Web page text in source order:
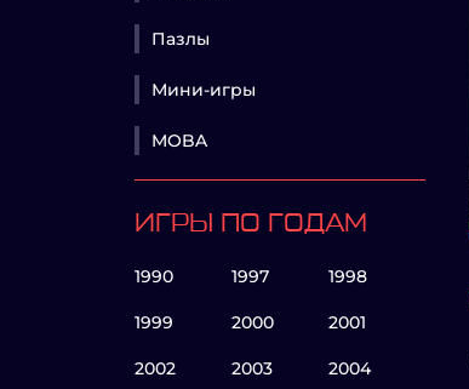
Пазлы
Мини-игры
MOBA
ИГРЫ ПО ГОДАМ
1990 1997 1998
1999 2000 2001
2002 2003 2004